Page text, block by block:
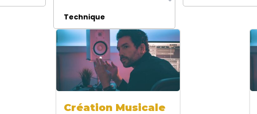
Technique
Création Musicale